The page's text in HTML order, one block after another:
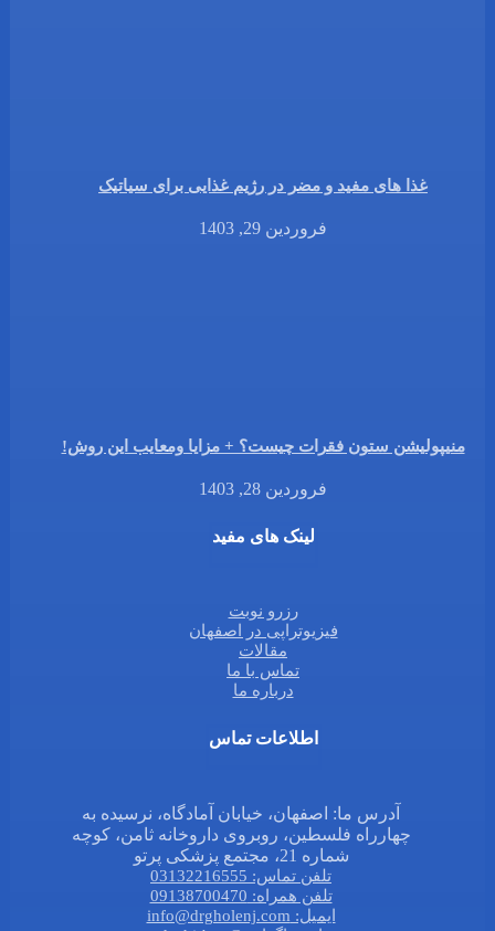
غذا های مفید و مضر در رژیم غذایی برای سیاتیک
فروردین 29, 1403
منیپولیشن ستون فقرات چیست؟ + مزایا ومعایب این روش!
فروردین 28, 1403
لینک های مفید
رزرو نوبت
فیزیوتراپی در اصفهان
مقالات
تماس با ما
درباره ما
اطلاعات تماس
آدرس ما: اصفهان، خیابان آمادگاه، نرسیده به
چهارراه فلسطین، روبروی داروخانه ثامن، کوچه
شماره 21، مجتمع پزشکی پرتو
تلفن تماس: 03132216555
تلفن همراه: 09138700470
ایمیل: info@drgholenj.com